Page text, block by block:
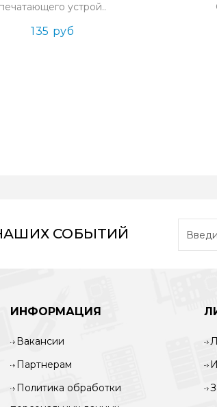
печатающего устрой..
135 руб
СОБЫТИЙ
ИНФОРМАЦИЯ
Вакансии
Партнерам
Политика обработки